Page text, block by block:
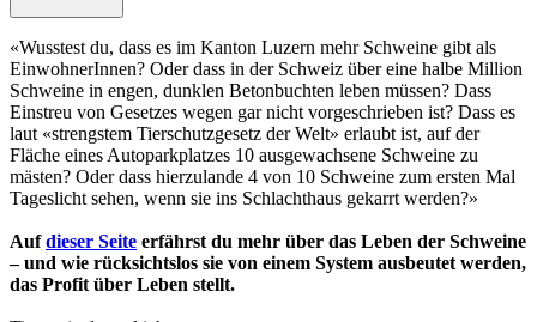
«Wusstest du, dass es im Kanton Luzern mehr Schweine gibt als
EinwohnerInnen? Oder dass in der Schweiz über eine halbe Million
Schweine in engen, dunklen Betonbuchten leben müssen? Dass
Einstreu von Gesetzes wegen gar nicht vorgeschrieben ist? Dass es
laut «strengstem Tierschutzgesetz der Welt» erlaubt ist, auf der
Fläche eines Autoparkplatzes 10 ausgewachsene Schweine zu
mästen? Oder dass hierzulande 4 von 10 Schweine zum ersten Mal
Tageslicht sehen, wenn sie ins Schlachthaus gekarrt werden?»
Aufdieser Seite erfährst du mehr über das Leben der Schweine
– und wie rücksichtslos sie von einem System ausbeutet werden,
das Profit über Leben stellt.